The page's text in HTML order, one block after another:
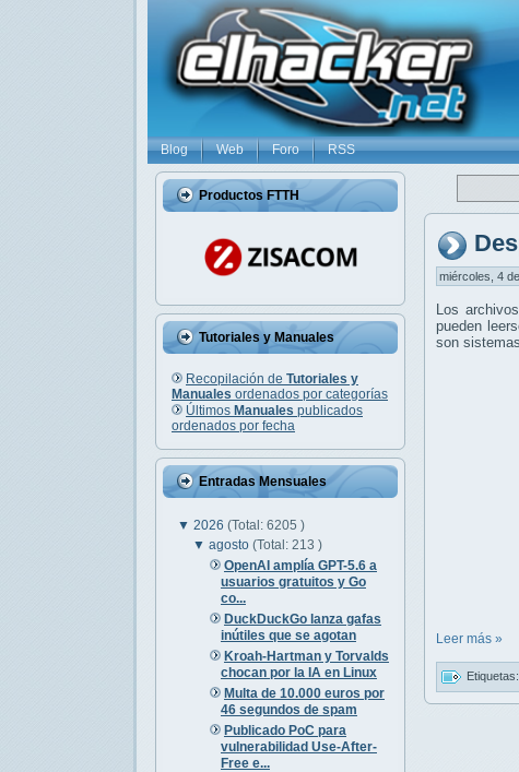
Blog Web Foro RSS
Productos FTTH
Tutoriales y Manuales
Recopilación de Tutoriales y
Manuales ordenados por categorías
Últimos Manuales publicados
ordenados por fecha
Entradas Mensuales
▼ 2026 (Total: 6205 )
▼agosto(Total: 213 )
OpenAI amplía GPT-5.6 a
usuarios gratuitos y Go
co...
DuckDuckGo lanza gafas
inútiles que se agotan
Kroah-Hartman y Torvalds
chocan por la IA en Linux
Multa de 10.000 euros por
46 segundos de spam
Publicado PoC para
vulnerabilidad Use-After-
Free e...
miércoles, 4
Los
pueden
son
Leer más »
Etiquetas: